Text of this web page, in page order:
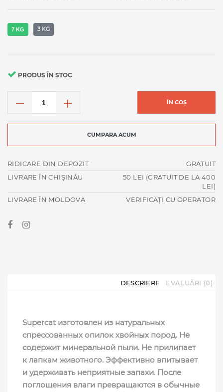
7 KG 3 KG
PRODUS ÎN STOC
ÎN COȘ
CUMPARA ACUM
RIDICARE DIN DEPOZIT
GRATUIT
LIVRARE ÎN CHIȘINĂU
50 LEI (GRATUIT DE LA 400
LEI)
LIVRARE ÎN MOLDOVA
VERIFICAȚI CU OPERATOR
DESCRIERE EVALUĂRI (0)
Supercat изготовлен из натуральных
спрессованных опилок хвойных пород. Не
содержит минеральной пыли. Не прилипает
к лапкам животного. Эффективно впитывает
и удерживать неприятные запахи. После
поглощения влаги превращаются в обычные